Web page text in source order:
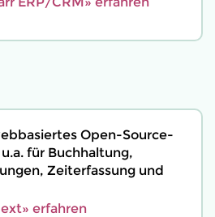
Open-Source-
für Buchhaltung,
Zeiterfassung und
erfahren